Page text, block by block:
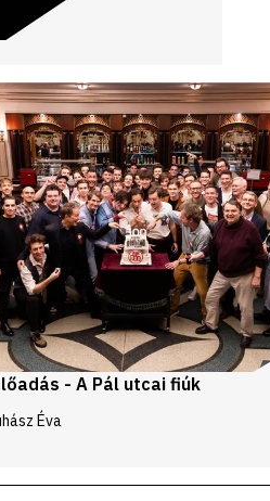
- A Pál utcai fiúk
Éva